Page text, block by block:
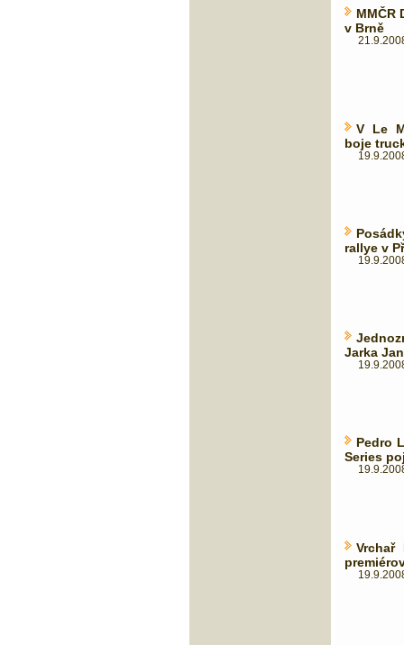
MMČR
v Brně
V Le
boje
rallye v
Jarka
Pedro
Series
Vrchař